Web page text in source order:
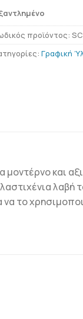
προϊόντος:
Γραφική
και
το